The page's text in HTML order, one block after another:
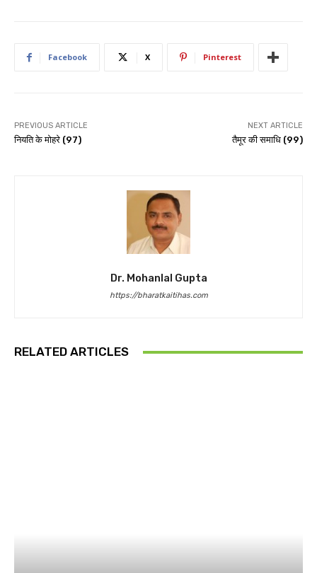
Facebook X Pinterest
PREVIOUS ARTICLE
नियति के मोहरे (97)
NEXT ARTICLE
तैमूर की समाधि (99)
Dr. Mohanlal Gupta
https://bharatkaitihas.com
RELATED ARTICLES